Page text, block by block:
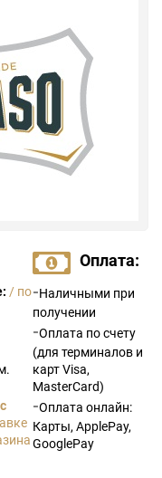
/ по
Оплата:
-Наличными при
получении
-Оплата по счету
(для терминалов и
карт Visa,
MasterCard)
-Оплата онлайн:
Карты, ApplePay,
GooglePay